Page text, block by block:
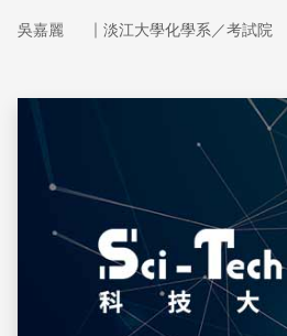
滯留在血液中亂竄，容易在血管壁
吳嘉麗 ｜ 淡江大學化學系／考試院